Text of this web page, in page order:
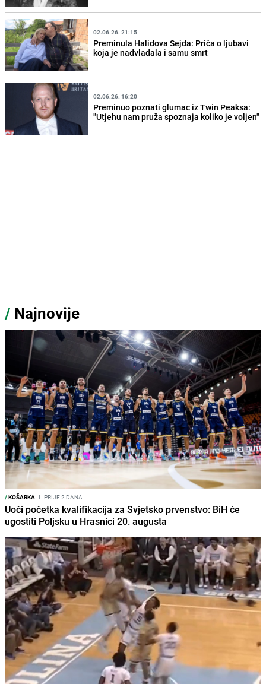
02.06.26. 21:15
Preminula Halidova Sejda: Priča o ljubavi
koja je nadvladala i samu smrt
02.06.26. 16:20
Preminuo poznati glumac iz Twin Peaksa:
"Utjehu nam pruža spoznaja koliko je voljen"
/ Najnovije
/KOŠARKA I PRIJE 2 DANA
Uoči početka kvalifikacija za Svjetsko prvenstvo: BiH će
ugostiti Poljsku u Hrasnici 20. augusta